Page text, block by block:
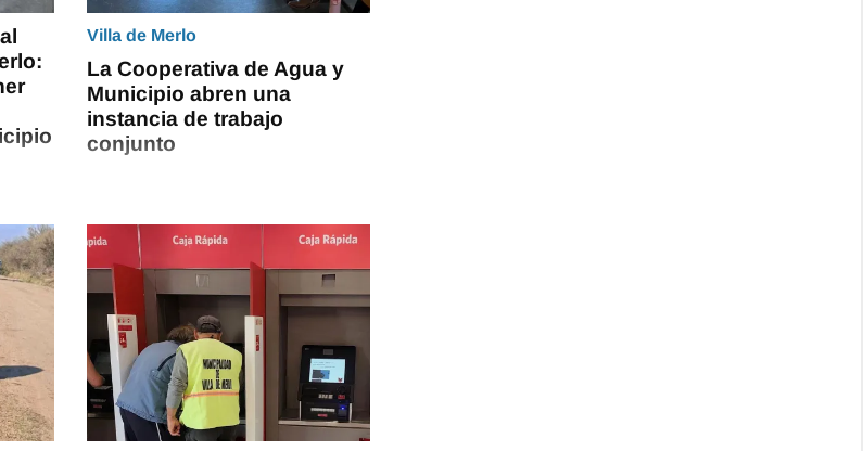
Villa de Merlo
La Cooperativa de Agua y
Municipio abren una
instancia de trabajo
conjunto